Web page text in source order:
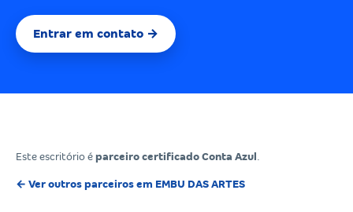
Entrar em contato →
Este escritório é parceiro certificado Conta Azul
← Ver outros parceiros em EMBU DAS ARTES